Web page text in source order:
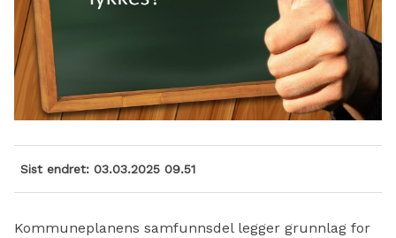
Sist endret 03.03.2025 09.51
Kommuneplanens samfunnsdel legger grunnlag for